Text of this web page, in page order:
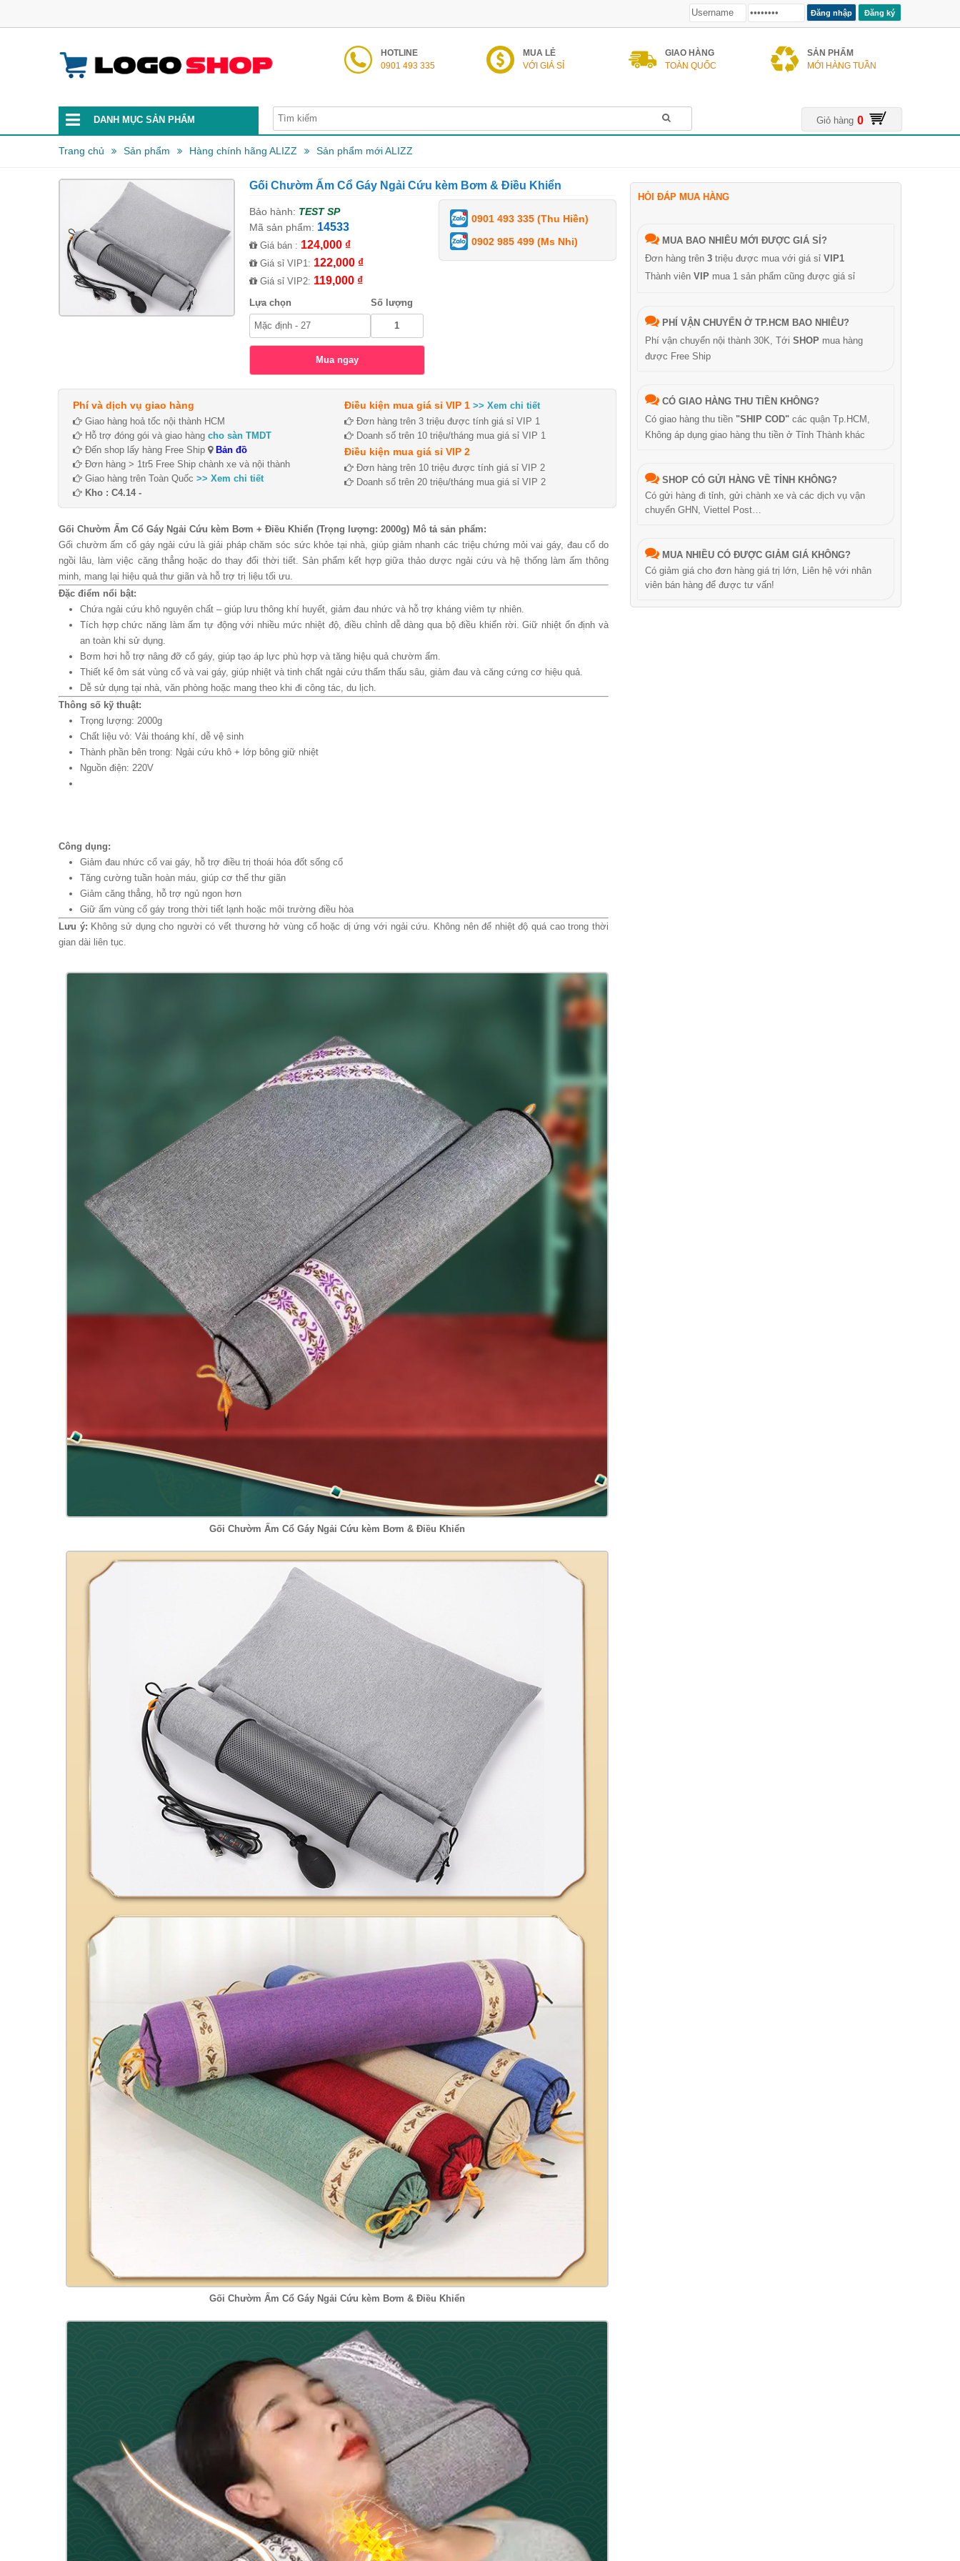
Đăng ký
HOTLINE
0901 493 335
MUA LẺ
VỚI GIÁ SỈ
GIAO HÀNG
TOÀN QUỐC
SẢN PHẨM
MỚI HÀNG TUẦN
Giỏ hàng 0
DANH MỤC SẢN PHẨM
Trang chủ Sản phẩm Hàng chính hãng ALIZZ Sản phẩm mới ALIZZ
Gối Chườm Ấm Cổ Gáy Ngải Cứu kèm Bơm & Điều Khiển
Bảo hành: TEST SP
Mã sản phẩm: 14533
Giá bán : 124,000 ₫
Giá sỉ VIP1: 122,000 ₫
Giá sỉ VIP2: 119,000 ₫
Lựa chọn Số lượng
0901 493 335 (Thu Hiền)
0902 985 499 (Ms Nhi)
Phí và dịch vụ giao hàng
Giao hàng hoả tốc nội thành HCM
Hỗ trợ đóng gói và giao hàng cho sàn TMDT
Đến shop lấy hàng Free Ship
Bản đồ
Đơn hàng > 1tr5 Free Ship chành xe và nội thành
Giao hàng trên Toàn Quốc >> Xem chi tiết
Kho : C4.14 -
Điều kiện mua giá sỉ VIP 1 >> Xem chi tiết
Đơn hàng trên 3 triệu được tính giá sỉ VIP 1
Doanh số trên 10 triệu/tháng mua giá sỉ VIP 1
Điều kiện mua giá sỉ VIP 2
Đơn hàng trên 10 triệu được tính giá sỉ VIP 2
Doanh số trên 20 triệu/tháng mua giá sỉ VIP 2
Gối Chườm Ấm Cổ Gáy Ngải Cứu kèm Bơm + Điều Khiển (Trọng lượng: 2000g) Mô tả sản phẩm:
Gối chườm ấm cổ gáy ngải cứu là giải pháp chăm sóc sức khỏe tại nhà, giúp giảm nhanh các triệu chứng mỏi vai gáy, đau cổ do
ngồi lâu, làm việc căng thẳng hoặc do thay đổi thời tiết. Sản phẩm kết hợp giữa thảo dược ngải cứu và hệ thống làm ấm thông
minh, mang lại hiệu quả thư giãn và hỗ trợ trị liệu tối ưu.
Đặc điểm nổi bật:
Chứa ngải cứu khô nguyên chất – giúp lưu thông khí huyết, giảm đau nhức và hỗ trợ kháng viêm tự nhiên.
Tích hợp chức năng làm ấm tự động với nhiều mức nhiệt độ, điều chỉnh dễ dàng qua bộ điều khiển rời. Giữ nhiệt ổn định và
an toàn khi sử dụng.
Bơm hơi hỗ trợ nâng đỡ cổ gáy, giúp tạo áp lực phù hợp và tăng hiệu quả chườm ấm.
Thiết kế ôm sát vùng cổ và vai gáy, giúp nhiệt và tinh chất ngải cứu thẩm thấu sâu, giảm đau và căng cứng cơ hiệu quả.
Dễ sử dụng tại nhà, văn phòng hoặc mang theo khi đi công tác, du lịch.
Thông số kỹ thuật:
Trọng lượng: 2000g
Chất liệu vỏ: Vải thoáng khí, dễ vệ sinh
Thành phần bên trong: Ngải cứu khô + lớp bông giữ nhiệt
Nguồn điện: 220V
Công dụng:
Giảm đau nhức cổ vai gáy, hỗ trợ điều trị thoái hóa đốt sống cổ
Tăng cường tuần hoàn máu, giúp cơ thể thư giãn
Giảm căng thẳng, hỗ trợ ngủ ngon hơn
Giữ ấm vùng cổ gáy trong thời tiết lạnh hoặc môi trường điều hòa
Lưu ý: Không sử dụng cho người có vết thương hở vùng cổ hoặc dị ứng với ngải cứu. Không nên để nhiệt độ quá cao trong thời
gian dài liên tục.
Gối Chườm Ấm Cổ Gáy Ngải Cứu kèm Bơm & Điều Khiển
Gối Chườm Ấm Cổ Gáy Ngải Cứu kèm Bơm & Điều Khiển
HỎI ĐÁP MUA HÀNG
MUA BAO NHIÊU MỚI ĐƯỢC GIÁ SỈ?
Đơn hàng trên 3 triệu được mua với giá sỉ VIP1
Thành viên VIP mua 1 sản phẩm cũng được giá sỉ
PHÍ VẬN CHUYỂN Ở TP.HCM BAO NHIÊU?
Phí vận chuyển nội thành 30K, Tới SHOP mua hàng
được Free Ship
CÓ GIAO HÀNG THU TIỀN KHÔNG?
Có giao hàng thu tiền "SHIP COD" các quận Tp.HCM,
Không áp dụng giao hàng thu tiền ở Tỉnh Thành khác
SHOP CÓ GỬI HÀNG VỀ TỈNH KHÔNG?
Có gửi hàng đi tỉnh, gửi chành xe và các dịch vụ vận
chuyển GHN, Viettel Post…
MUA NHIỀU CÓ ĐƯỢC GIẢM GIÁ KHÔNG?
Có giảm giá cho đơn hàng giá trị lớn, Liên hệ với nhân
viên bán hàng để được tư vấn!